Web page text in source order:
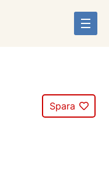
Spara